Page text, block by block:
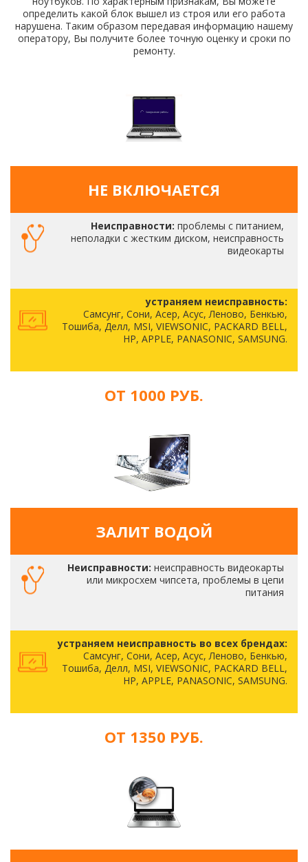
определить какой блок вышел из строя или его работа
нарушена. Таким образом передавая информацию нашему
оператору, Вы получите более точную оценку и сроки по
ремонту.
НЕ ВКЛЮЧАЕТСЯ
Неисправности: проблемы с питанием,
неполадки с жестким диском, неисправность
видеокарты
устраняем неисправность:
Самсунг, Сони, Асер, Асус, Леново, Бенкью,
Тошиба, Делл, MSI, VIEWSONIC, PACKARD BELL,
HP, APPLE, PANASONIC, SAMSUNG.
ОТ 1000 РУБ.
ЗАЛИТ ВОДОЙ
Неисправности: неисправность видеокарты
или микросхем чипсета, проблемы в цепи
питания
устраняем неисправность во всех брендах:
Самсунг, Сони, Асер, Асус, Леново, Бенкью,
Тошиба, Делл, MSI, VIEWSONIC, PACKARD BELL,
HP, APPLE, PANASONIC, SAMSUNG.
ОТ 1350 РУБ.